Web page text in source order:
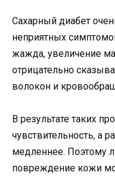
Сахарный диабет
неприятных
жажда, увеличение
отрицательно
волокон и
В результате таких
чувствительность, а
медленнее. Поэтому
повреждение кожи